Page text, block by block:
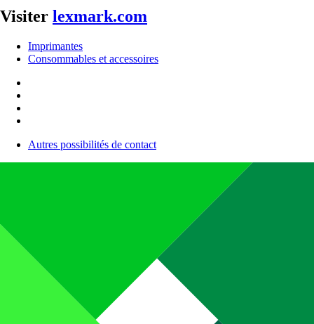
Visiter lexmark.com
Imprimantes
Consommables et accessoires
Autres possibilités de contact